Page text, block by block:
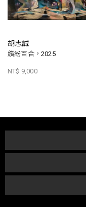
胡志誠
繽紛百合，2025
NT$ 9,000